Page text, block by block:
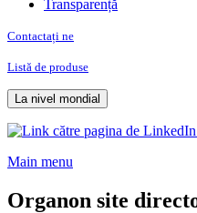
Transparență
Contactați ne
Listă de produse
La nivel mondial
Main menu
Organon site